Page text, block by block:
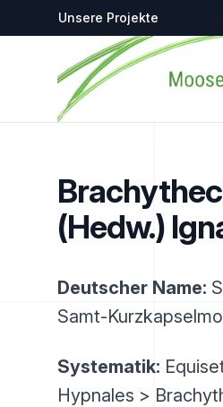
Zentralstellen-Projekte
Startseite
(Hedw.)
Deutscher Name:
Samt-
Systematik:
Hypnales >